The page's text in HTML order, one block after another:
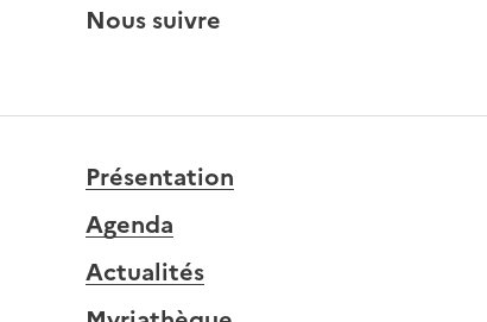
Nous suivre
Présentation
Agenda
Actualités